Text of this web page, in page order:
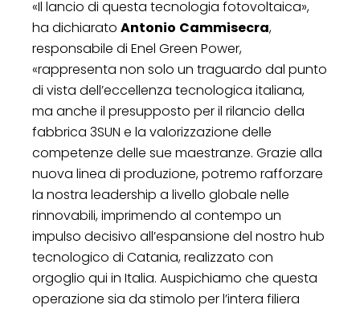
«Il lancio di questa tecnologia fotovoltaica»,
ha dichiarato Antonio Cammisecra,
responsabile di Enel Green Power,
«rappresenta non solo un traguardo dal punto
di vista dell’eccellenza tecnologica italiana,
ma anche il presupposto per il rilancio della
fabbrica 3SUN e la valorizzazione delle
competenze delle sue maestranze. Grazie alla
nuova linea di produzione, potremo rafforzare
la nostra leadership a livello globale nelle
rinnovabili, imprimendo al contempo un
impulso decisivo all’espansione del nostro hub
tecnologico di Catania, realizzato con
orgoglio qui in Italia. Auspichiamo che questa
operazione sia da stimolo per l’intera filiera